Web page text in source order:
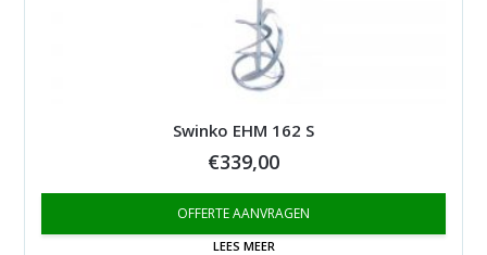
Swinko EHM 162 S
€339,00
OFFERTE AANVRAGEN
LEES MEER